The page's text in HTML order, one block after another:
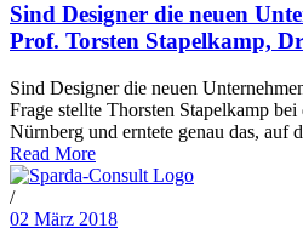
Sind Designer die neuen
Prof. Torsten Stapelkamp,
Sind Designer die neuen
Frage stellte Thorsten Stapelkamp
Nürnberg und erntete genau das, auf
Read More
/
02 März 2018